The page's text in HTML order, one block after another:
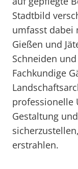
Stadtbild
umfasst dabei
Gießen und
Schneiden
Fachkundige
professionelle
Gestaltung
erstrahlen.